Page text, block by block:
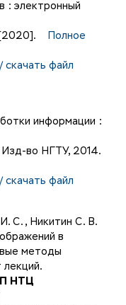
: электронный
[2020].
Полное
скачать файл
информации :
Изд-во НГТУ, 2014.
скачать файл
И. С. , Никитин С. В.
в
методы
лекций.
НТЦ